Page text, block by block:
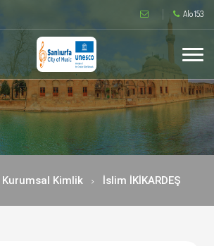
Alo 153
Kurumsal Kimlik İslim İKİKARDEŞ